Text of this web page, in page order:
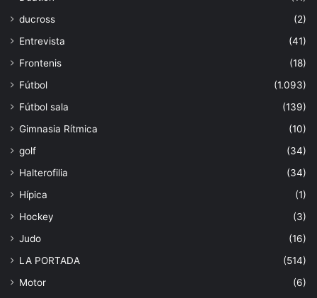
ducross
(2)
Entrevista
(41)
Frontenis
(18)
Fútbol
(1.093)
Fútbol sala
(139)
Gimnasia Rítmica
(10)
golf
(34)
Halterofilia
(34)
Hípica
(1)
Hockey
(3)
Judo
(16)
LA PORTADA
(514)
Motor
(6)